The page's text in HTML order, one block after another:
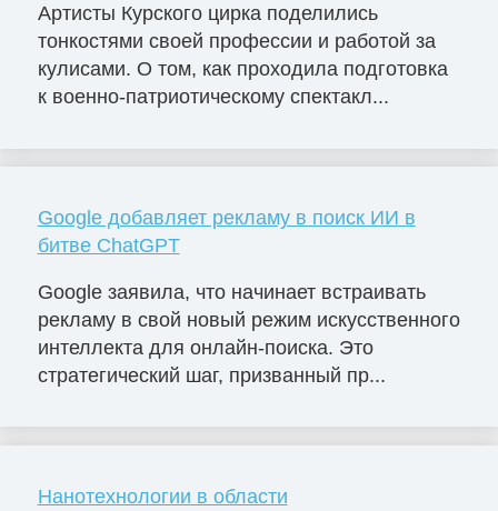
Артисты Курского цирка поделились
тонкостями своей профессии и работой за
кулисами. О том, как проходила подготовка
к военно-патриотическому спектакл...
Google добавляет рекламу в поиск ИИ в
битве ChatGPT
Google заявила, что начинает встраивать
рекламу в свой новый режим искусственного
интеллекта для онлайн-поиска. Это
стратегический шаг, призванный пр...
Нанотехнологии в области